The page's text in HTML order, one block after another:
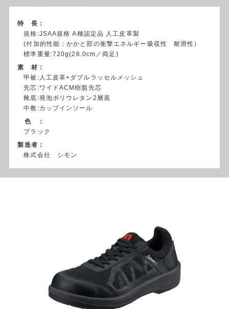
特 長：
規格:JSAA規格 A種認定品 人工皮革製
(付加的性能：かかと部の衝撃エネルギー吸収性 耐滑性）
標準重量:720g(26.0cm／両足)
素 材：
甲被:人工皮革+ダブルラッセルメッシュ
先芯:ワイドACM樹脂先芯
靴底:発泡ポリウレタン2層底
中敷:カップインソール
色 ：
ブラック
製造者：
株式会社 シモン